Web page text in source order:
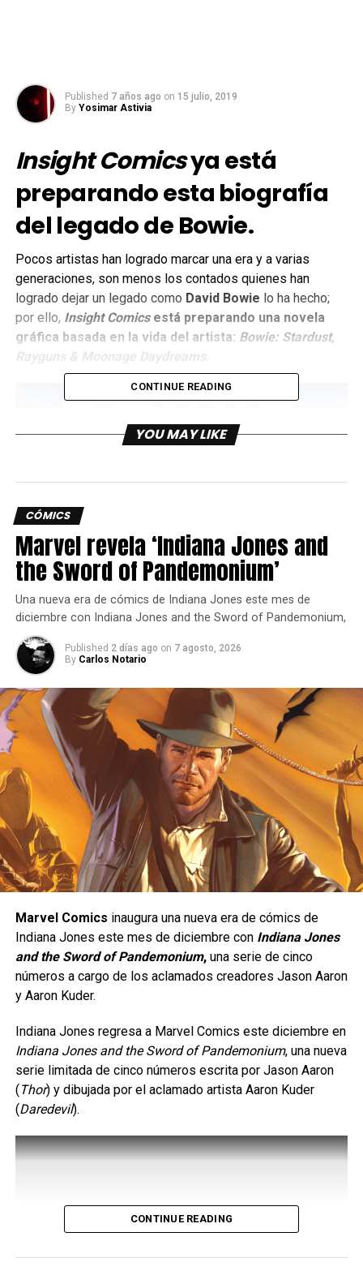
Published 7 años ago on 15 julio, 2019
By Yosimar Astivia
Insight Comicsya está
preparando esta biografía
del legado de Bowie.
Pocos artistas han logrado marcar una era y a varias
generaciones, son menos los contados quienes han
logrado dejar un legado como David Bowie lo ha hecho;
por ello, Insight Comics está preparando una novela
gráfica basada en la vida del artista: Bowie: Stardust,
Rayguns & Moonage Daydreams
Esta novela gráfica será escrita por
Michael “Mike”
Allred(X-Statix,iZombie ) ySteve Horton(Satellite
Falling,Amala’s Blade), junto con la colorista Laura Allred,
y busca plasmar la vida de David Bowie, desde sus inicios
Ziggy Stardust.
Esta novela gráfica, que además será depasta dura, se
publicará en enero del 2020y ya la queremos leer.
comments
RELATED TOPICS:
BOWIE
BOWIE: STARDUST RAYGUNS & MOONAGE DAYDREAMS
Los Guardianes de la Galaxia detienen a
Thanos pero a un gran costo
CONTINUE READING
YOU MAY LIKE
CÓMICS
Marvel revela ‘Indiana Jones and
the Sword of Pandemonium’
Una nueva era de cómics de Indiana Jones este mes de
diciembre con Indiana Jones and the Sword of Pandemonium,
Published 2 días ago on 7 agosto, 2026
By Carlos Notario
Marvel Comics inaugura una nueva era de cómics de
Indiana Jones este mes de diciembre con Indiana Jones
and the Sword of Pandemonium,una serie de cinco
números a cargo de los aclamados creadores Jason Aaron
y Aaron Kuder.
Indiana Jones regresa a Marvel Comics este diciembre en
Indiana Jones and the Sword of Pandemonium, una nueva
serie limitada de cinco números escrita por Jason Aaron
(Thor) y dibujada por el aclamado artista Aaron Kuder
(Daredevil).
CONTINUE READING